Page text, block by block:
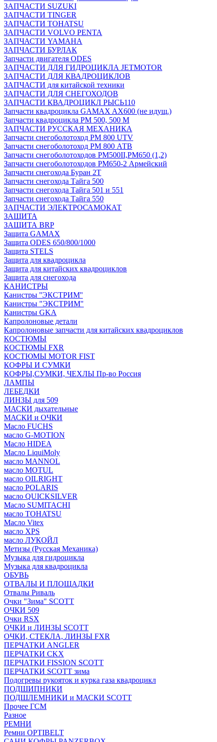
ЗАПЧАСТИ SUZUKI
ЗАПЧАСТИ TINGER
ЗАПЧАСТИ TOHATSU
ЗАПЧАСТИ VOLVO PENTA
ЗАПЧАСТИ YAMAHA
ЗАПЧАСТИ БУРЛАК
Запчасти двигателя ODES
ЗАПЧАСТИ ДЛЯ ГИДРОЦИКЛА JETMOTOR
ЗАПЧАСТИ ДЛЯ КВАДРОЦИКЛОВ
ЗАПЧАСТИ для китайской техники
ЗАПЧАСТИ ДЛЯ СНЕГОХОДОВ
ЗАПЧАСТИ КВАДРОЦИКЛ РЫСЬ110
Запчасти квадроцикла GAMAX AX600 (не идущ.)
Запчасти квадроцикла РМ 500, 500 М
ЗАПЧАСТИ РУССКАЯ МЕХАНИКА
Запчасти снегоболотоход РМ 800 UTV
Запчасти снегоболотоход РМ 800 АТВ
Запчасти снегоболотоходов РМ500II,РМ650 (1,2)
Запчасти снегоболотоходов РМ650-2 Армейский
Запчасти снегохода Буран 2Т
Запчасти снегохода Тайга 500
Запчасти снегохода Тайга 501 и 551
Запчасти снегохода Тайга 550
ЗАПЧАСТИ ЭЛЕКТРОСАМОКАТ
ЗАЩИТА
ЗАЩИТА BRP
Защита GAMAX
Защита ODES 650/800/1000
Защита STELS
Защита для квадроцикла
Защита для китайских квадроциклов
Защита для снегохода
КАНИСТРЫ
Канистры ''ЭКСТРИМ''
Канистры "ЭКСТРИМ"
Канистры GKA
Капролоновые детали
Капролоновые запчасти для китайских квадроциклов
КОСТЮМЫ
КОСТЮМЫ FXR
КОСТЮМЫ MOTOR FIST
КОФРЫ И СУМКИ
КОФРЫ,СУМКИ, ЧЕХЛЫ Пр-во Россия
ЛАМПЫ
ЛЕБЕДКИ
ЛИНЗЫ для 509
МАСКИ дыхательные
МАСКИ и ОЧКИ
Масло FUCHS
масло G-MOTION
Масло HIDEA
Масло LiquiMoly
масло MANNOL
масло MOTUL
масло OILRIGHT
масло POLARIS
масло QUICKSILVER
Масло SUMITACHI
масло TOHATSU
Масло Vitex
масло XPS
масло ЛУКОЙЛ
Метизы (Русская Механика)
Музыка для гидроцикла
Музыка для квадроцикла
ОБУВЬ
ОТВАЛЫ И ПЛОЩАДКИ
Отвалы Риваль
Очки "Зима" SCOTT
ОЧКИ 509
Очки RSX
ОЧКИ и ЛИНЗЫ SCOTT
ОЧКИ, СТЕКЛА, ЛИНЗЫ FXR
ПЕРЧАТКИ ANGLER
ПЕРЧАТКИ CKX
ПЕРЧАТКИ FISSION SCOTT
ПЕРЧАТКИ SCOTT зима
Подогревы рукояток и курка газа квадроцикл
ПОДШИПНИКИ
ПОДШЛЕМНИКИ и МАСКИ SCOTT
Прочее ГСМ
Разное
РЕМНИ
Ремни OPTIBELT